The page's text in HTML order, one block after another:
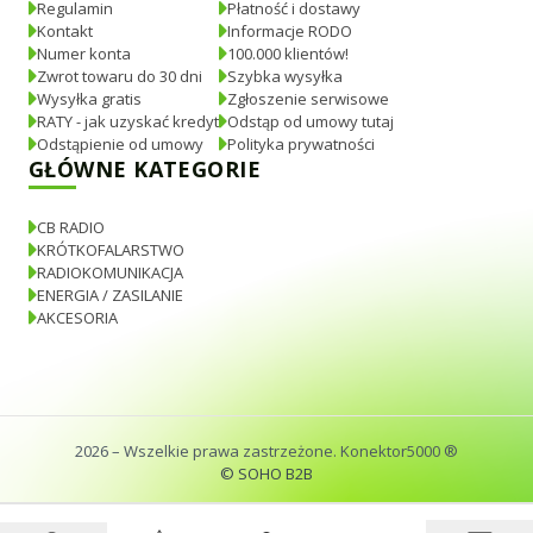
Regulamin
Kontakt
Numer konta
Zwrot towaru do 30 dni
Wysyłka gratis
RATY - jak uzyskać kredyt
Odstąpienie od umowy
Płatność i dostawy
Informacje RODO
100.000 klientów!
Szybka wysyłka
Zgłoszenie serwisowe
Odstąp od umowy tutaj
Polityka prywatności
GŁÓWNE KATEGORIE
CB RADIO
KRÓTKOFALARSTWO
RADIOKOMUNIKACJA
ENERGIA / ZASILANIE
AKCESORIA
2026– Wszelkie prawa zastrzeżone. Konektor5000 ®
© SOHO B2B